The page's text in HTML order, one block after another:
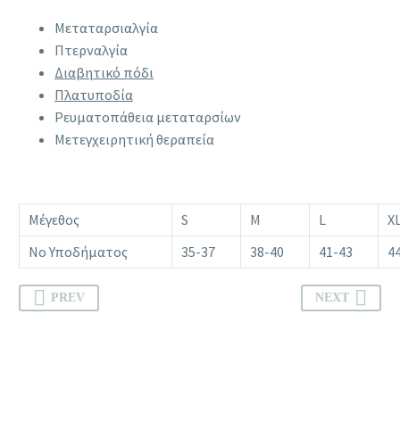
Μεταταρσιαλγία
Πτερναλγία
Διαβητικό πόδι
Πλατυποδία
Ρευματοπάθεια μεταταρσίων
Μετεγχειρητική θεραπεία
Μέγεθος S M L
Νο Υποδήματος
35-37 38-40 41-43
PREV NEXT